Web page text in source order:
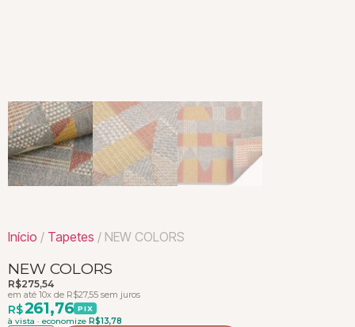
Início / Tapetes / NEW COLORS
NEW COLORS
R$275,54
em até 10x de R$27,55 sem juros
R$261,76 PIX
à vista · economize R$13,78